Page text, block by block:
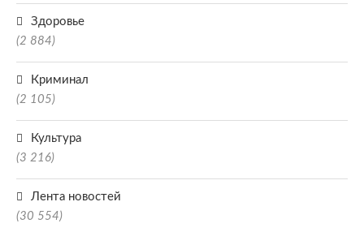
Здоровье
(2 884)
Криминал
(2 105)
Культура
(3 216)
Лента новостей
(30 554)